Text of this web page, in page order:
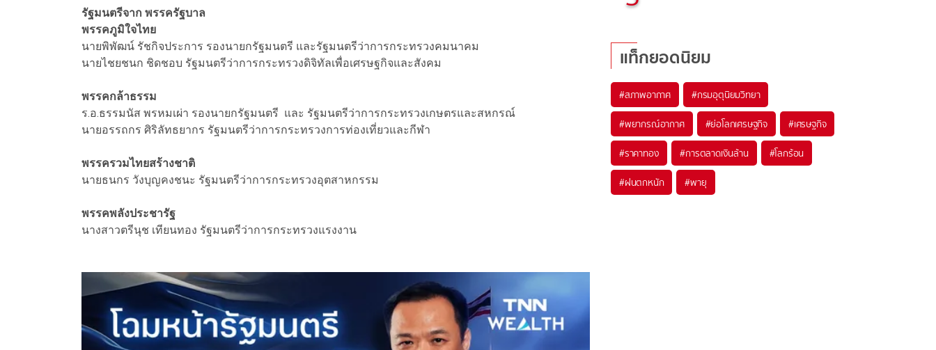
รัฐมนตรีจาก พรรครัฐบาล
พรรคภูมิใจไทย
นายพิพัฒน์ รัชกิจประการ รองนายกรัฐมนตรี และรัฐมนตรีว่าการกระทรวงคมนาคม
นายไชยชนก ชิดชอบ รัฐมนตรีว่าการกระทรวงดิจิทัลเพื่อเศรษฐกิจและสังคม
พรรคกล้าธรรม
ร.อ.ธรรมนัส พรหมเผ่า รองนายกรัฐมนตรี และ รัฐมนตรีว่าการกระทรวงเกษตรและสหกรณ์
นายอรรถกร ศิริลัทธยากร รัฐมนตรีว่าการกระทรวงการท่องเที่ยวและกีฬา
พรรครวมไทยสร้างชาติ
นายธนกร วังบุญคงชนะ รัฐมนตรีว่าการกระทรวงอุตสาหกรรม
พรรคพลังประชารัฐ
นางสาวตรีนุช เทียนทอง รัฐมนตรีว่าการกระทรวงแรงงาน
แท็กยอดนิยม
#สภาพอากาศ #กรมอุตุนิยมวิทยา
#พยากรณ์อากาศ #ย่อโลกเศรษฐกิจ #เศรษฐกิจ
#ราคาทอง #การตลาดเงินล้าน #โลกร้อน
#ฝนตกหนัก #พายุ